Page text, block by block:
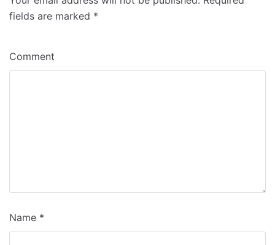
fields are marked *
Comment
Name *